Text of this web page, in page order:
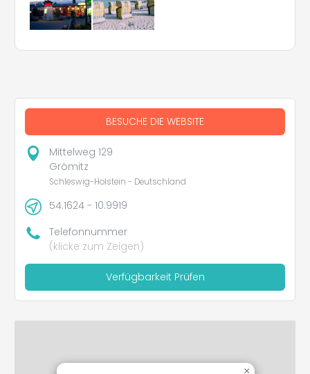
BESUCHE DIE WEBSITE
Mittelweg 129
Grömitz
Schleswig-Holstein - Deutschland
54.1624 - 10.9919
Telefonnummer
(klicke zum Zeigen)
Verfügbarkeit Prüfen
×